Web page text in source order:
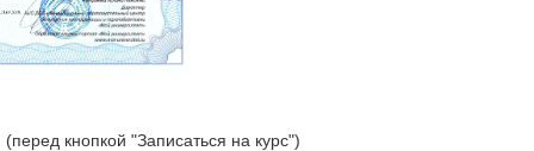
кнопкой "Записаться на курс")